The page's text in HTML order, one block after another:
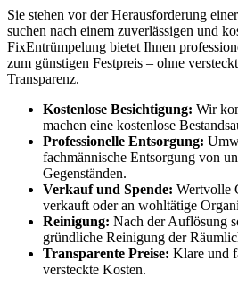
Sie stehen vor der Herausforderung
suchen nach einem zuverlässigen und
FixEntrümpelung bietet Ihnen
zum günstigen Festpreis – ohne
Transparenz.
Kostenlose Besichtigung: Wir
machen eine kostenlose
Professionelle Entsorgung:
fachmännische Entsorgung von
Gegenständen.
Verkauf und Spende: Wertvolle
verkauft oder an wohltätige
Reinigung: Nach der Auflösung
gründliche Reinigung der
Transparente Preise: Klare und
versteckte Kosten.